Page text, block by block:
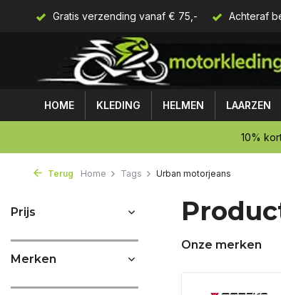
Gratis verzending vanaf € 75,- Achteraf
HOME KLEDING HELMEN LAARZEN
10%
Terug Home Tags Urban motorjeans
Prijs
Merken
Onze merken